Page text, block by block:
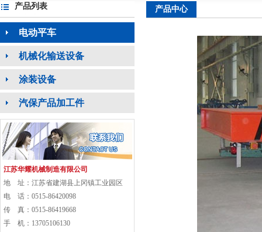
产品列表
电动平车
机械化输送设备
涂装设备
汽保产品加工件
江苏华耀机械制造有限公司
地 址：江苏省建湖县上冈镇工业园区
电 话：0515-86420098
传 真：0515-86419668
手 机：13705106130
产品中心